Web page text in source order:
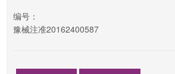
编号：
豫械注准20162400587